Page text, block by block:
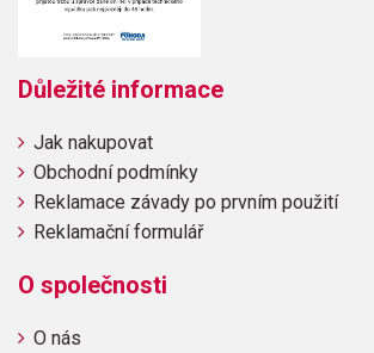
Důležité informace
Jak nakupovat
Obchodní podmínky
Reklamace závady po prvním použití
Reklamační formulář
O společnosti
O nás